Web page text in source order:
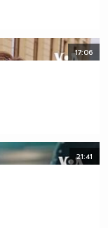
17:06
21:41